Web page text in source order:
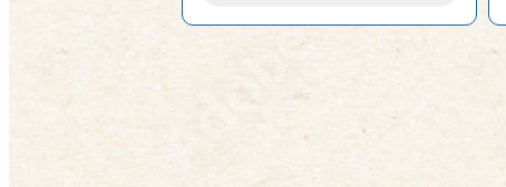
ので、開店直後を狙って正解だっ
ところだった。 店内には小上がりの
席もあり、家族連れが楽しそうにメ
ニューを選んでいる。 さて、私は何